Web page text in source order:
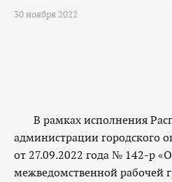
30 ноября 2022
В рамках исполнения
администрации городского
от 27.09.2022 года № 142-р
межведомственной рабочей